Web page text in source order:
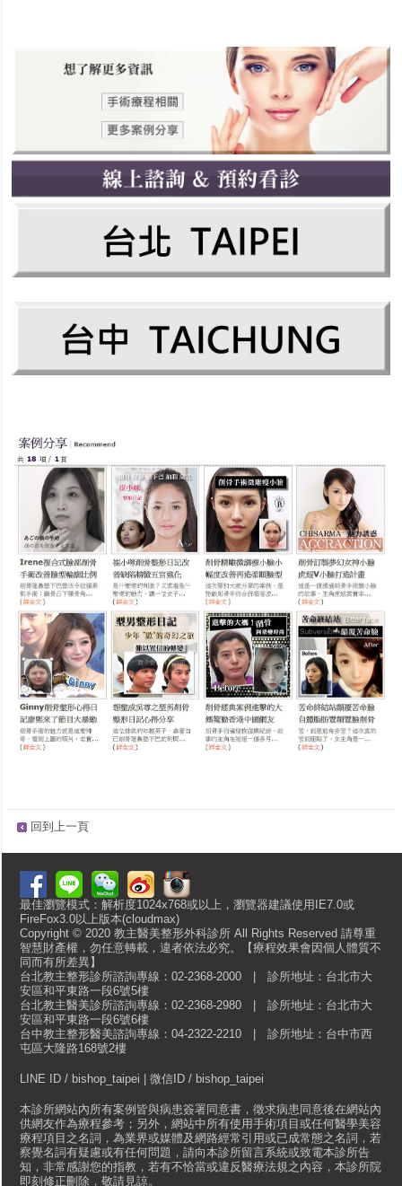
回到上一頁
最佳瀏覽模式：解析度1024x768或以上，瀏覽器建議使用IE7.0或
FireFox3.0以上版本(cloudmax)
Copyright © 2020 教主醫美整形外科診所 All Rights Reserved 請尊重
智慧財產權，勿任意轉載，違者依法必究。【療程效果會因個人體質不
同而有所差異】
台北教主整形診所諮詢專線：02-2368-2000 | 診所地址：台北市大
安區和平東路一段6號5樓
台北教主醫美診所諮詢專線：02-2368-2980 | 診所地址：台北市大
安區和平東路一段6號6樓
台中教主整形醫美諮詢專線：04-2322-2210 | 診所地址：台中市西
屯區大隆路168號2樓
LINE ID / bishop_taipei | 微信ID / bishop_taipei
本診所網站內所有案例皆與病患簽署同意書，徵求病患同意後在網站內
供網友作為療程參考；另外，網站中所有使用手術項目或任何醫學美容
療程項目之名詞，為業界或媒體及網路經常引用或已成常態之名詞，若
察覺名詞有疑慮或有任何問題，請向本診所留言系統或致電本診所告
知，非常感謝您的指教，若有不恰當或違反醫療法規之內容，本診所院
即刻修正刪除，敬請見諒。